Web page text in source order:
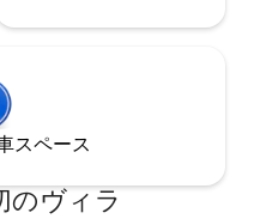
ただけ
専用バ
イロン
ス⁠ペ⁠ー⁠ス
のヴィラ